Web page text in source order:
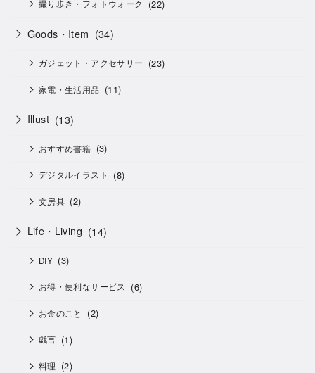
撮り歩き・フォトウォーク (22)
Goods・Item (34)
ガジェット・アクセサリー (23)
家電・生活用品 (11)
Illust (13)
おすすめ書籍 (3)
デジタルイラスト (8)
文房具 (2)
Life・Living (14)
DIY (3)
お得・便利なサービス (6)
お金のこと (2)
戯言 (1)
料理 (2)